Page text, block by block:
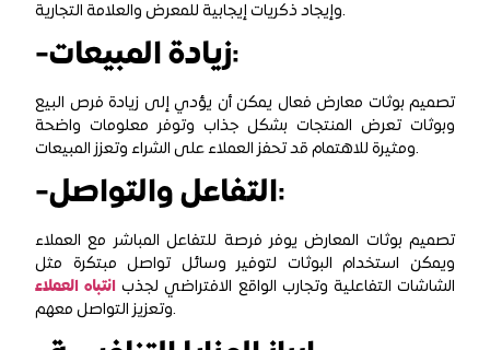
وإيجاد ذكريات إيجابية للمعرض والعلامة التجارية.
-زيادة المبيعات:
تصميم بوثات معارض فعال يمكن أن يؤدي إلى زيادة فرص البيع
وبوثات تعرض المنتجات بشكل جذاب وتوفر معلومات واضحة
ومثيرة للاهتمام قد تحفز العملاء على الشراء وتعزز المبيعات.
-التفاعل والتواصل:
تصميم بوثات المعارض يوفر فرصة للتفاعل المباشر مع العملاء
ويمكن استخدام البوثات لتوفير وسائل تواصل مبتكرة مثل
الشاشات التفاعلية وتجارب الواقع الافتراضي لجذب انتباه العملاء
وتعزيز التواصل معهم.